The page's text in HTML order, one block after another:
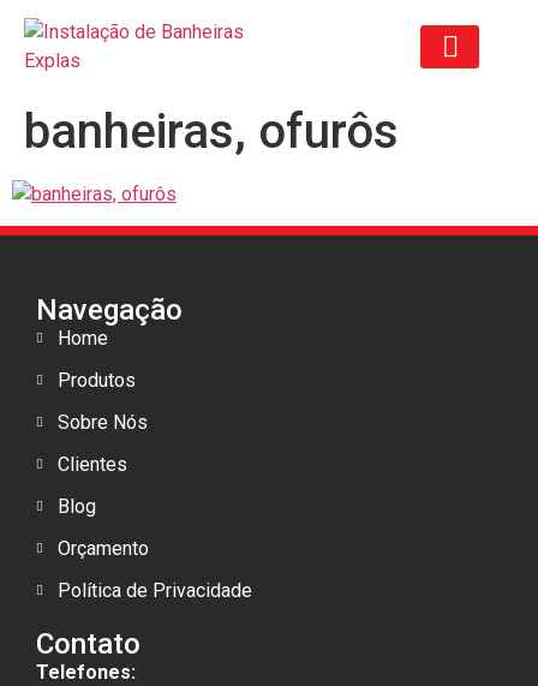
banheiras, ofurôs
Navegação
Home
Produtos
Sobre Nós
Clientes
Blog
Orçamento
Política de Privacidade
Contato
Telefones: